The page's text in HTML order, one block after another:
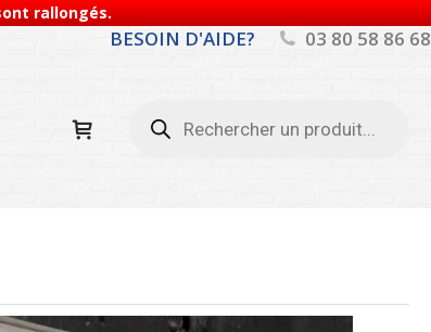
rallongés.
BESOIN D'AIDE? 03 80 58 86 68
produits